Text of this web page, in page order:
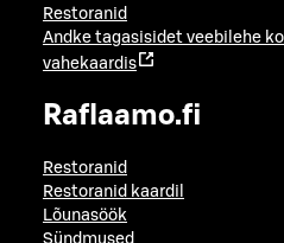
Restoranid
Andke tagasisidet veebilehe
vahekaardis
Raflaamo.fi
Restoranid
Restoranid kaardil
Lõunasöök